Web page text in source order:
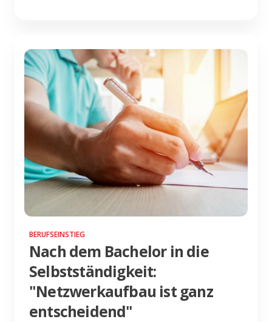
BERUFSEINSTIEG
Nach dem Bachelor in die
Selbstständigkeit:
"Netzwerkaufbau ist ganz
entscheidend"